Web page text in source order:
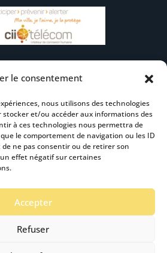
le consentement
nous utilisons des technologies
stocker et/ou accéder aux informations des
à ces technologies nous permettra de
le comportement de navigation ou les ID
ne pas consentir ou de retirer son
effet négatif sur certaines
Accepter
Refuser
newsletter